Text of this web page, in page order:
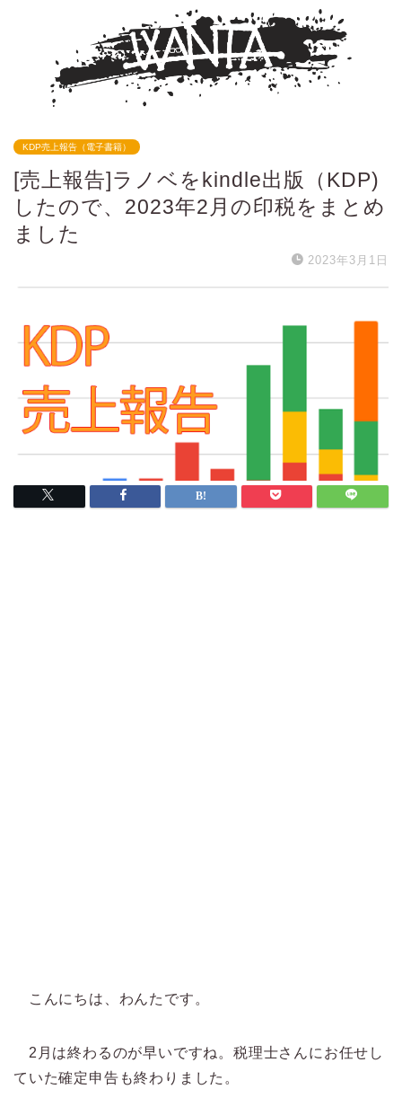
KDP売上報告（電子書籍）
[売上報告]ラノベをkindle出版（KDP)
したので、2023年2月の印税をまとめ
ました
2023年3月1日
こんにちは、わんたです。
2月は終わるのが早いですね。税理士さんにお任せし
ていた確定申告も終わりました。